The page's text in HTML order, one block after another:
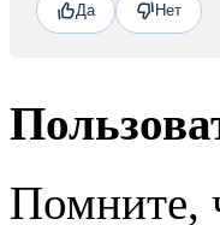
Да Нет
Помните,